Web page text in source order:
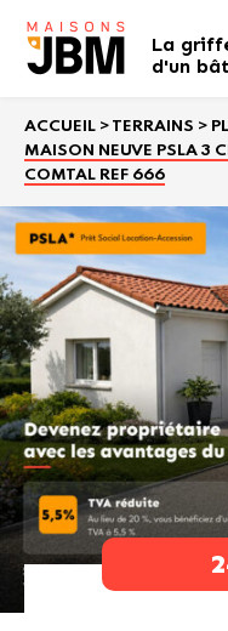
La
d'un
ACCUEIL > TERRAINS >
MAISON NEUVE PSLA 3
COMTAL REF 666